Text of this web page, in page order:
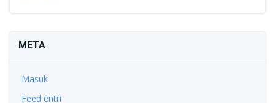
META
Masuk
Feed entri